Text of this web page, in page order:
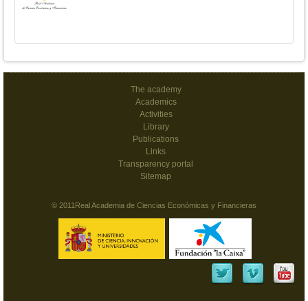
The academy
Academics
Activities
Library
Publications
Links
Transparency portal
Sitemap
© 2011Real Academia de Ciencias Económicas y Financieras